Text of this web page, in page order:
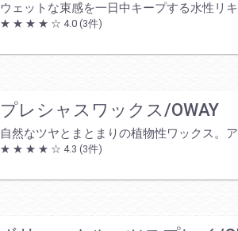
ウェットな束感を一日中キープする水性リ
★ ★ ★ ★ ☆ 4.0 (3件)
プレシャスワックス/OWAY
自然なツヤとまとまりの植物性ワックス。
★ ★ ★ ★ ☆ 4.3 (3件)